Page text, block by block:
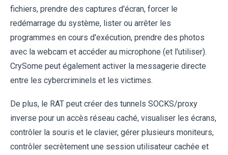
fichiers, prendre des captures d'écran, forcer le
redémarrage du système, lister ou arrêter les
programmes en cours d'exécution, prendre des photos
avec la webcam et accéder au microphone (et l'utiliser).
CrySome peut également activer la messagerie directe
entre les cybercriminels et les victimes.
De plus, le RAT peut créer des tunnels SOCKS/proxy
inverse pour un accès réseau caché, visualiser les écrans,
contrôler la souris et le clavier, gérer plusieurs moniteurs,
contrôler secrètement une session utilisateur cachée et